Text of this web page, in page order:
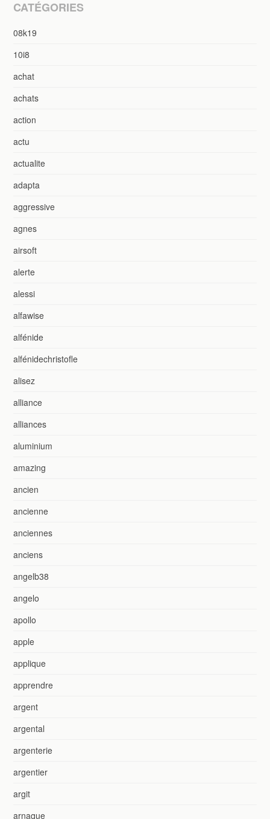
CATÉGORIES
08k19
10i8
achat
achats
action
actu
actualite
adapta
aggressive
agnes
airsoft
alerte
alessi
alfawise
alfénide
alfénidechristofle
alisez
alliance
alliances
aluminium
amazing
ancien
ancienne
anciennes
anciens
angelb38
angelo
apollo
apple
applique
apprendre
argent
argental
argenterie
argentier
argit
arnaque